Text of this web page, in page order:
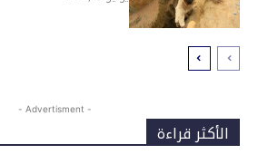
- Advertisment -
الأكثر قراءة